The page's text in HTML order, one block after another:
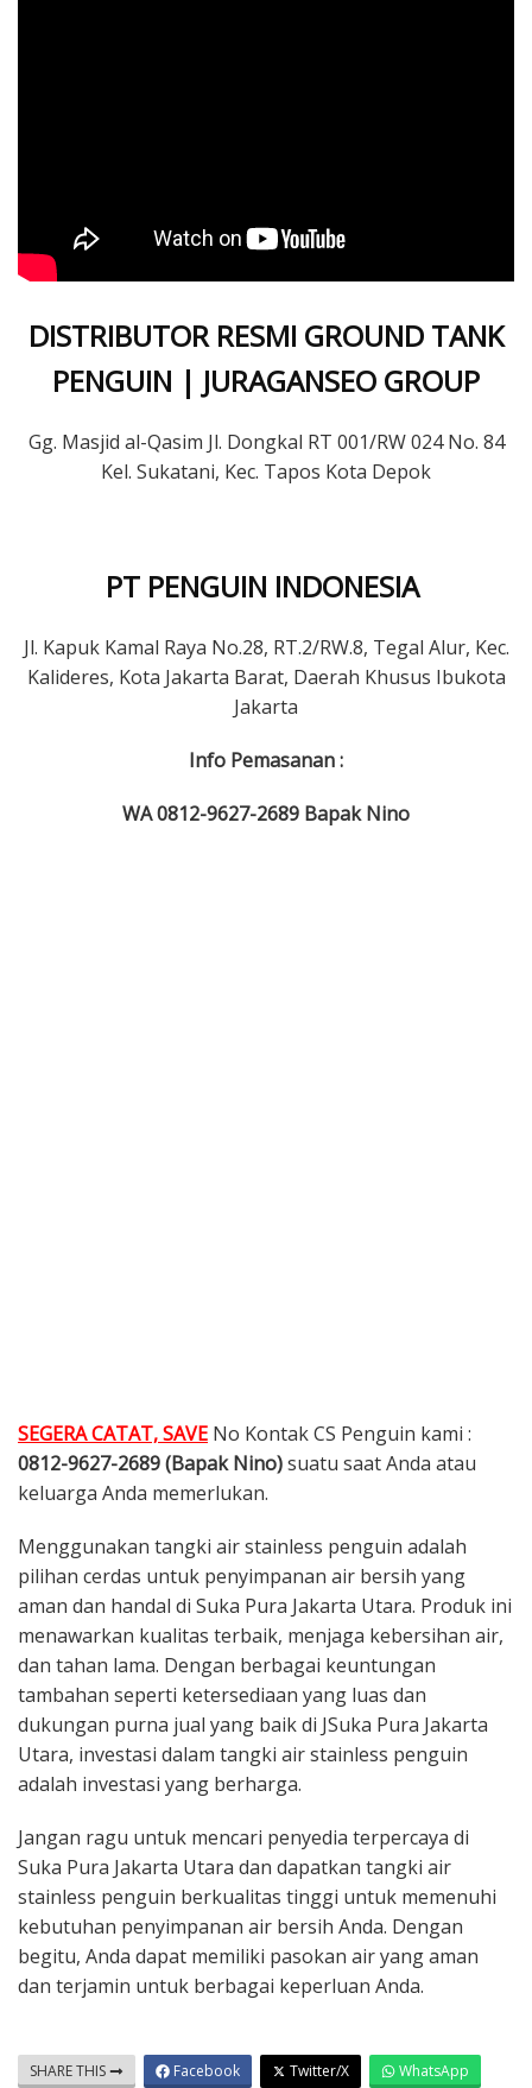
DISTRIBUTOR RESMI GROUND TANK
PENGUIN | JURAGANSEO GROUP
Gg. Masjid al-Qasim Jl. Dongkal RT 001/RW 024 No. 84
Kel. Sukatani, Kec. Tapos Kota Depok
PT PENGUIN INDONESIA
Jl. Kapuk Kamal Raya No.28, RT.2/RW.8, Tegal Alur, Kec.
Kalideres, Kota Jakarta Barat, Daerah Khusus Ibukota
Jakarta
Info Pemasanan :
WA 0812-9627-2689 Bapak Nino
SEGERA CATAT, SAVE No Kontak CS Penguin kami :
0812-9627-2689 (Bapak Nino)suatu saat Anda atau
keluarga Anda memerlukan.
Menggunakan tangki air stainless penguin adalah
pilihan cerdas untuk penyimpanan air bersih yang
aman dan handal di Suka Pura Jakarta Utara. Produk ini
menawarkan kualitas terbaik, menjaga kebersihan air,
dan tahan lama. Dengan berbagai keuntungan
tambahan seperti ketersediaan yang luas dan
dukungan purna jual yang baik di JSuka Pura Jakarta
Utara, investasi dalam tangki air stainless penguin
adalah investasi yang berharga.
Jangan ragu untuk mencari penyedia terpercaya di
Suka Pura Jakarta Utara dan dapatkan tangki air
stainless penguin berkualitas tinggi untuk memenuhi
kebutuhan penyimpanan air bersih Anda. Dengan
begitu, Anda dapat memiliki pasokan air yang aman
dan terjamin untuk berbagai keperluan Anda.
SHARE THIS Facebook Twitter/X WhatsApp